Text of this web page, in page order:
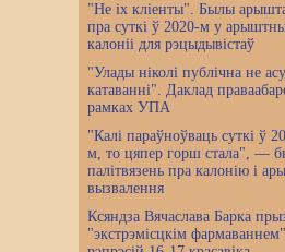
"Не іх кліенты". Былы
пра суткі ў 2020-м у
калоніі для рэцыдывістаў
"Улады ніколі публічна не
катаванні". Даклад
рамках УПА
"Калі параўноўваць суткі ў
м, то цяпер горш стала", —
палітвязень пра калонію і
вызвалення
Ксяндза Вячаслава Барка
"экстрэмісцкім